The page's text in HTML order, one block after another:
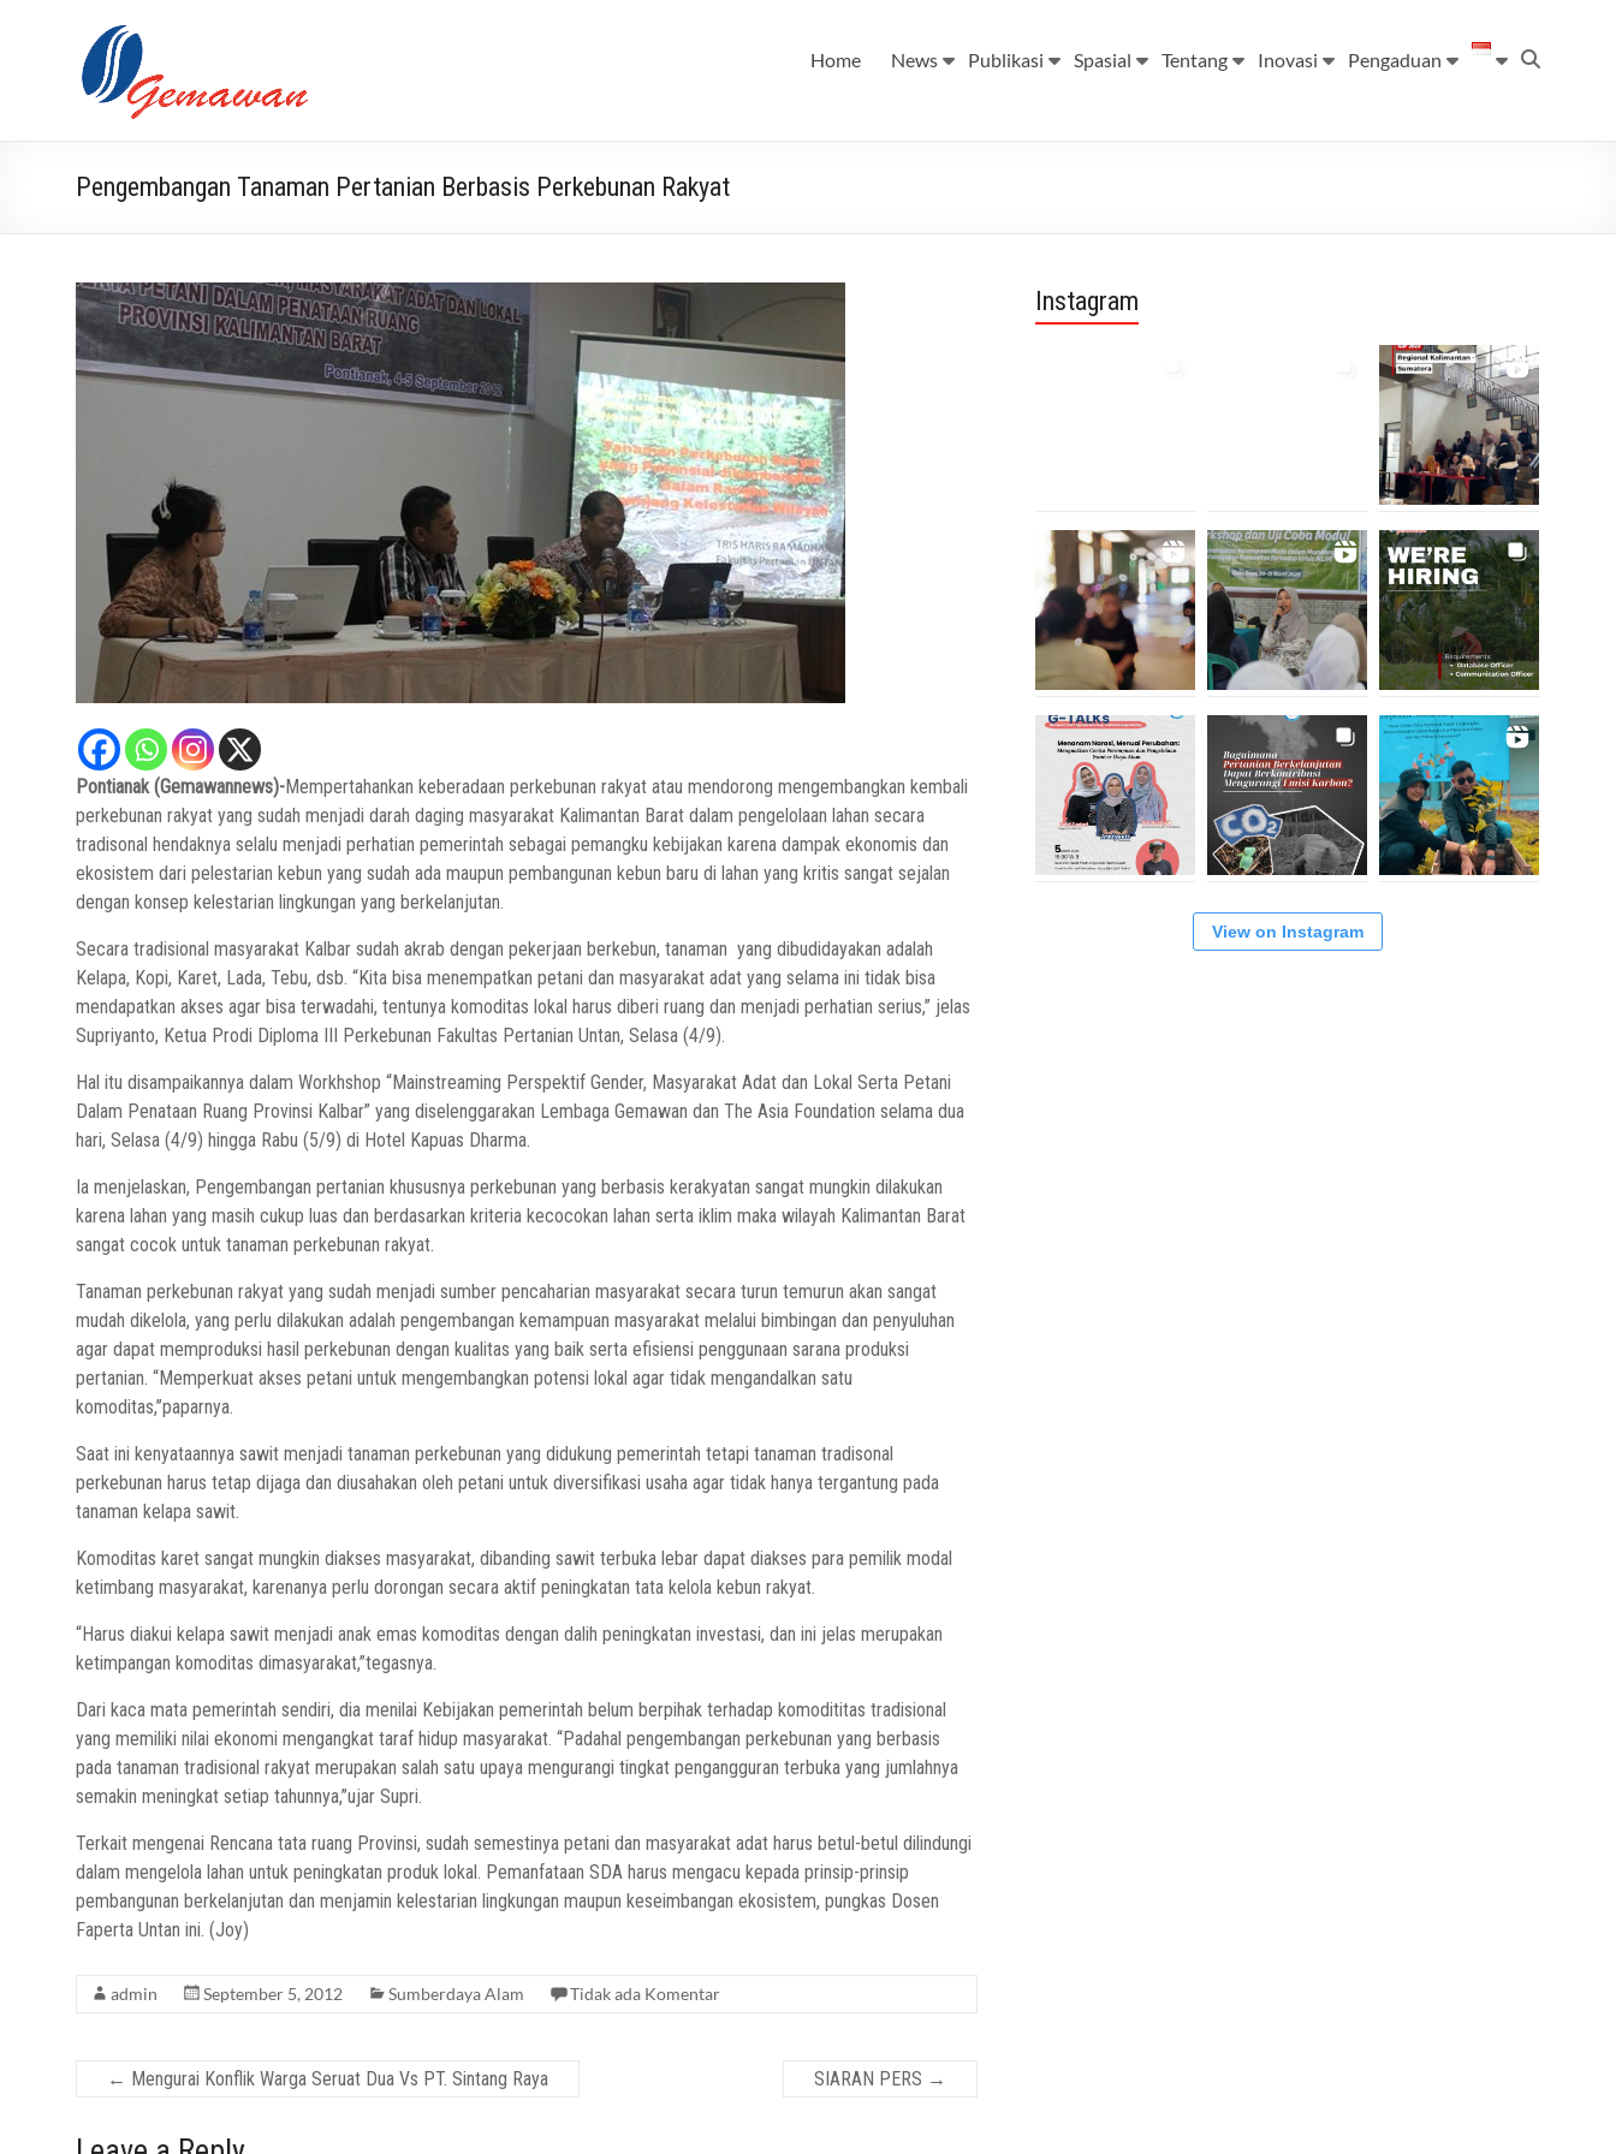
Lembaga
Gemawan
Masyarakat
Swadaya
dan Mandiri
Home News Publikasi Spasial Tentang Inovasi Pengaduan
Pengembangan Tanaman Pertanian Berbasis Perkebunan Rakyat
Pontianak (Gemawannews)-Mempertahankan keberadaan perkebunan rakyat atau mendorong mengembangkan kembali
perkebunan rakyat yang sudah menjadi darah daging masyarakat Kalimantan Barat dalam pengelolaan lahan secara
tradisonal hendaknya selalu menjadi perhatian pemerintah sebagai pemangku kebijakan karena dampak ekonomis dan
ekosistem dari pelestarian kebun yang sudah ada maupun pembangunan kebun baru di lahan yang kritis sangat sejalan
dengan konsep kelestarian lingkungan yang berkelanjutan.
Secara tradisional masyarakat Kalbar sudah akrab dengan pekerjaan berkebun, tanaman yang dibudidayakan adalah
Kelapa, Kopi, Karet, Lada, Tebu, dsb. “Kita bisa menempatkan petani dan masyarakat adat yang selama ini tidak bisa
mendapatkan akses agar bisa terwadahi, tentunya komoditas lokal harus diberi ruang dan menjadi perhatian serius,” jelas
Supriyanto, Ketua Prodi Diploma III Perkebunan Fakultas Pertanian Untan, Selasa (4/9).
Hal itu disampaikannya dalam Workhshop “Mainstreaming Perspektif Gender, Masyarakat Adat dan Lokal Serta Petani
Dalam Penataan Ruang Provinsi Kalbar” yang diselenggarakan Lembaga Gemawan dan The Asia Foundation selama dua
hari, Selasa (4/9) hingga Rabu (5/9) di Hotel Kapuas Dharma.
Ia menjelaskan, Pengembangan pertanian khususnya perkebunan yang berbasis kerakyatan sangat mungkin dilakukan
karena lahan yang masih cukup luas dan berdasarkan kriteria kecocokan lahan serta iklim maka wilayah Kalimantan Barat
sangat cocok untuk tanaman perkebunan rakyat.
Tanaman perkebunan rakyat yang sudah menjadi sumber pencaharian masyarakat secara turun temurun akan sangat
mudah dikelola, yang perlu dilakukan adalah pengembangan kemampuan masyarakat melalui bimbingan dan penyuluhan
agar dapat memproduksi hasil perkebunan dengan kualitas yang baik serta efisiensi penggunaan sarana produksi
pertanian. “Memperkuat akses petani untuk mengembangkan potensi lokal agar tidak mengandalkan satu
komoditas,’’paparnya.
Saat ini kenyataannya sawit menjadi tanaman perkebunan yang didukung pemerintah tetapi tanaman tradisonal
perkebunan harus tetap dijaga dan diusahakan oleh petani untuk diversifikasi usaha agar tidak hanya tergantung pada
tanaman kelapa sawit.
Komoditas karet sangat mungkin diakses masyarakat, dibanding sawit terbuka lebar dapat diakses para pemilik modal
ketimbang masyarakat, karenanya perlu dorongan secara aktif peningkatan tata kelola kebun rakyat.
“Harus diakui kelapa sawit menjadi anak emas komoditas dengan dalih peningkatan investasi, dan ini jelas merupakan
ketimpangan komoditas dimasyarakat,”tegasnya.
Dari kaca mata pemerintah sendiri, dia menilai Kebijakan pemerintah belum berpihak terhadap komodititas tradisional
yang memiliki nilai ekonomi mengangkat taraf hidup masyarakat. “Padahal pengembangan perkebunan yang berbasis
pada tanaman tradisional rakyat merupakan salah satu upaya mengurangi tingkat pengangguran terbuka yang jumlahnya
semakin meningkat setiap tahunnya,’’ujar Supri.
Terkait mengenai Rencana tata ruang Provinsi, sudah semestinya petani dan masyarakat adat harus betul-betul dilindungi
dalam mengelola lahan untuk peningkatan produk lokal. Pemanfataan SDA harus mengacu kepada prinsip-prinsip
pembangunan berkelanjutan dan menjamin kelestarian lingkungan maupun keseimbangan ekosistem, pungkas Dosen
Faperta Untan ini. (Joy)
admin September 5, 2012 Sumberdaya Alam Tidak ada Komentar
← Mengurai Konflik Warga Seruat Dua Vs PT. Sintang Raya SIARAN PERS →
Instagram
View on Instagram